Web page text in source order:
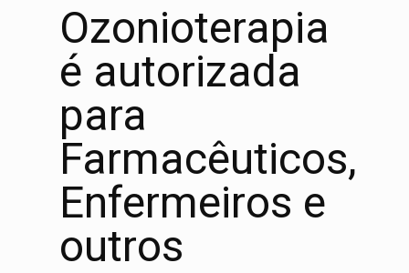
Ozonioterapia
é autorizada
para
Farmacêuticos,
Enfermeiros e
outros